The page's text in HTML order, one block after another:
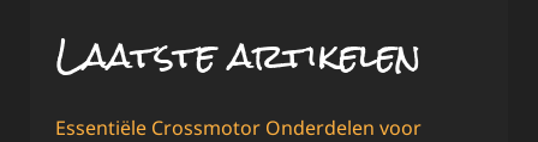
Laatste artikelen
Essentiële Crossmotor Onderdelen voor